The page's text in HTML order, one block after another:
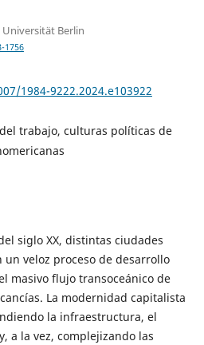
Berlin
1756
1984-9222.2024.e103922
trabajo, culturas políticas de
siglo XX, distintas ciudades
veloz proceso de desarrollo
masivo flujo transoceánico de
La modernidad capitalista
la infraestructura, el
a la vez, complejizando las